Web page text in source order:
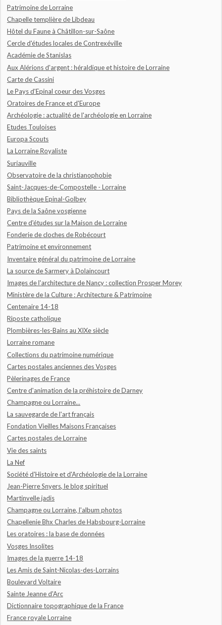
Patrimoine de Lorraine
Chapelle templière de Libdeau
Hôtel du Faune à Châtillon-sur-Saône
Cercle d'études locales de Contrexéville
Académie de Stanislas
Aux Alérions d'argent : héraldique et histoire de Lorraine
Carte de Cassini
Le Pays d'Epinal coeur des Vosges
Oratoires de France et d'Europe
Archéologie : actualité de l'archéologie en Lorraine
Etudes Touloises
Europa Scouts
La Lorraine Royaliste
Suriauville
Observatoire de la christianophobie
Saint-Jacques-de-Compostelle - Lorraine
Bibliothèque Epinal-Golbey
Pays de la Saône vosgienne
Centre d'études sur la Maison de Lorraine
Fonderie de cloches de Robécourt
Patrimoine et environnement
Inventaire général du patrimoine de Lorraine
La source de Sarmery à Dolaincourt
Images de l'architecture de Nancy : collection Prosper Morey
Ministère de la Culture : Architecture & Patrimoine
Centenaire 14-18
Riposte catholique
Plombières-les-Bains au XIXe siècle
Lorraine romane
Collections du patrimoine numérique
Cartes postales anciennes des Vosges
Pèlerinages de France
Centre d'animation de la préhistoire de Darney
Champagne ou Lorraine...
La sauvegarde de l'art français
Fondation Vieilles Maisons Françaises
Cartes postales de Lorraine
Vie des saints
La Nef
Société d'Histoire et d'Archéologie de la Lorraine
Jean-Pierre Snyers, le blog spirituel
Martinvelle jadis
Champagne ou Lorraine, l'album photos
Chapellenie Bhx Charles de Habsbourg-Lorraine
Les oratoires : la base de données
Vosges Insolites
Images de la guerre 14-18
Les Amis de Saint-Nicolas-des-Lorrains
Boulevard Voltaire
Sainte Jeanne d'Arc
Dictionnaire topographique de la France
France royale Lorraine